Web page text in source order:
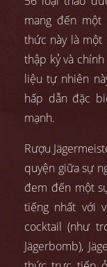
mang đến một
thức này là
thập kỷ và
liệu tự nhiên
hấp dẫn đặc
mạnh.
Rượu
quyện giữa sự
đem đến một
tiếng nhất với
cocktail (như
Jägerbomb),